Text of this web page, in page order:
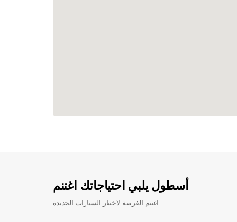
أسطول يلبي احتياجاتك اغتنم
اغتنم الفرصة لاختبار السيارات الجديدة